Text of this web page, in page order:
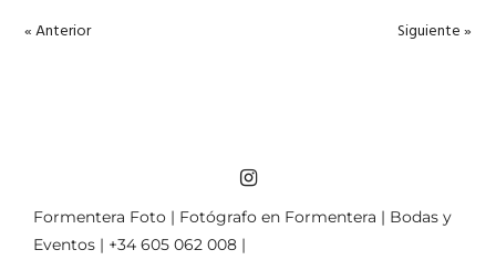
« Anterior Siguiente »
Formentera Foto | Fotógrafo en Formentera | Bodas y
Eventos | +34 605 062 008 |